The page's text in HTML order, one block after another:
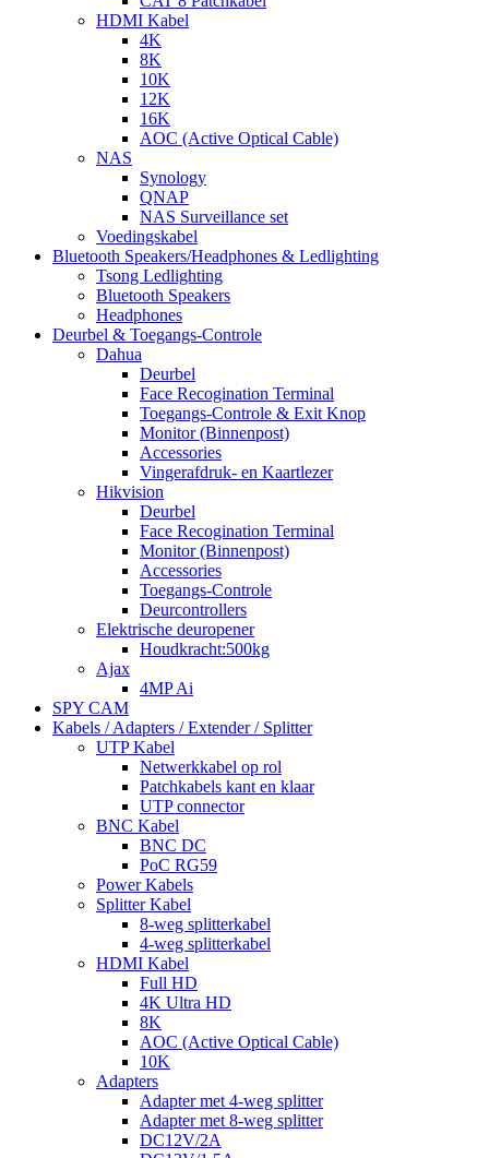
HDMI Kabel
4K
8K
10K
12K
16K
AOC (Active Optical Cable)
NAS
Synology
QNAP
NAS Surveillance set
Voedingskabel
Bluetooth Speakers/Headphones & Ledlighting
Tsong Ledlighting
Bluetooth Speakers
Headphones
Deurbel & Toegangs-Controle
Dahua
Deurbel
Face Recogination Terminal
Toegangs-Controle & Exit Knop
Monitor (Binnenpost)
Accessories
Vingerafdruk- en Kaartlezer
Hikvision
Deurbel
Face Recogination Terminal
Monitor (Binnenpost)
Accessories
Toegangs-Controle
Deurcontrollers
Elektrische deuropener
Houdkracht:500kg
Ajax
4MP Ai
SPY CAM
Kabels / Adapters / Extender / Splitter
UTP Kabel
Netwerkkabel op rol
Patchkabels kant en klaar
UTP connector
BNC Kabel
BNC DC
PoC RG59
Power Kabels
Splitter Kabel
8-weg splitterkabel
4-weg splitterkabel
HDMI Kabel
Full HD
4K Ultra HD
8K
AOC (Active Optical Cable)
10K
Adapters
Adapter met 4-weg splitter
Adapter met 8-weg splitter
DC12V/2A